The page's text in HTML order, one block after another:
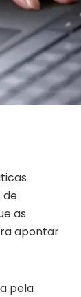
de
as
apontar
pela